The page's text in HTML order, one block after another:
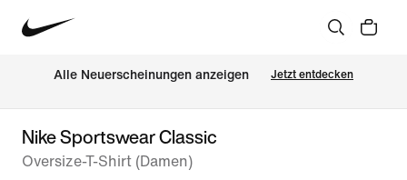
Alle Neuerscheinungen anzeigen Jetzt entdecken
Nike Sportswear Classic
Oversize-T-Shirt (Damen)